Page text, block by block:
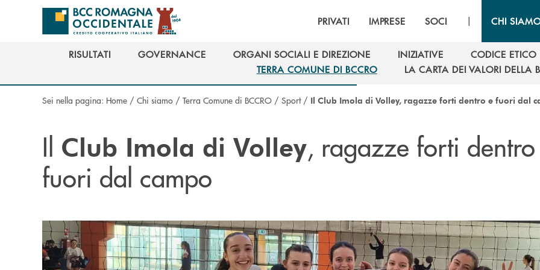
Salta al contenuto principale
PRIVATI IMPRESE SOCI | CHI
RISULTATI
GOVERNANCE
ORGANI SOCIALI E DIREZIONE
ORGANI SOCIALI E DIREZIONE
INIZIATIVE
INIZIATIVE
CODICE ETICO
CODICE ETICO
TERRA COMUNE DI BCCRO
TERRA COMUNE DI BCCRO
LA CARTA DEI VALORI DELLA
Sei nella pagina: Home / Chi siamo / Terra Comune di BCCRO / Sport / Il Club Imola di Volley, ragazze forti dentro e fuori dal
Il Club Imola di Volley, ragazze forti
fuori dal campo